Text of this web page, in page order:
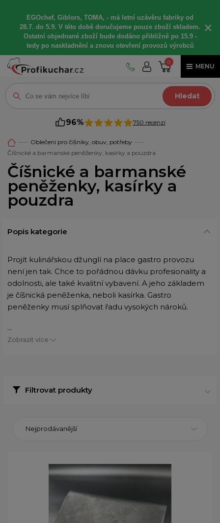
EGOchef, Giblors, TOMA, - má letní uzávěru fabriky od
28.7. do 5.9. V této době doručujeme pouze zboží skladem.
Ostatní objednané zboží bude dodáno přibližně po 15.9 -
tedy po naskladnění a znovu otevření provozů výrobců
×
0
MENU
Hledat
96% 750 recenzí
Oblečení pro číšníky, obuv, potřeby
Číšnické a barmanské peněženky, kasírky a pouzdra
Číšnické a barmanské
peněženky, kasírky a
pouzdra
Popis kategorie
Projít kulinářskou džunglí na place gastro provozu
není jen tak. Chce to pořádnou dávku profesionality a
odolnosti, ale také kvalitní vybavení. A jeho základem
je číšnická peněženka, neboli kasírka. Gastro
peněženky musí splňovat řadu vysokých nároků.
...
Zobrazit více
Filtrovat produkty
Nejprodávanější